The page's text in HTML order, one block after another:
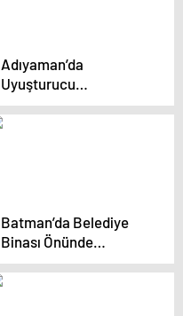
Adıyaman’da
Uyuşturucu
Operasyonu: 30 Gözaltı
Batman’da Belediye
Binası Önünde
Gözaltılar